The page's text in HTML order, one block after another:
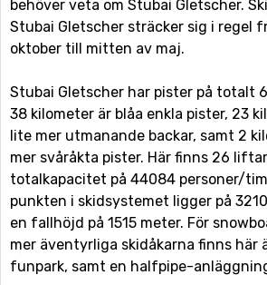
behöver veta om Stubai Gletscher.
Stubai Gletscher sträcker sig i regel
oktober till mitten av maj.
Stubai Gletscher har pister på totalt
38 kilometer är blåa enkla pister, 23
lite mer utmanande backar, samt 2
mer svåråkta pister. Här finns 26
totalkapacitet på 44084 personer/
punkten i skidsystemet ligger på
en fallhöjd på 1515 meter. För
mer äventyrliga skidåkarna finns här
funpark, samt en halfpipe-